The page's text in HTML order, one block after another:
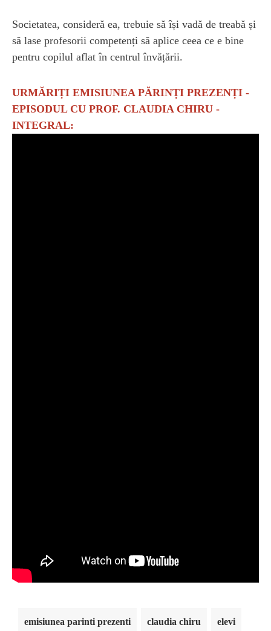
Societatea, consideră ea, trebuie să își vadă de treabă și
să lase profesorii competenți să aplice ceea ce e bine
pentru copilul aflat în centrul învățării.
URMĂRIȚI EMISIUNEA PĂRINȚI PREZENȚI -
EPISODUL CU PROF. CLAUDIA CHIRU -
INTEGRAL:
emisiunea parinti prezenti claudia chiru elevi